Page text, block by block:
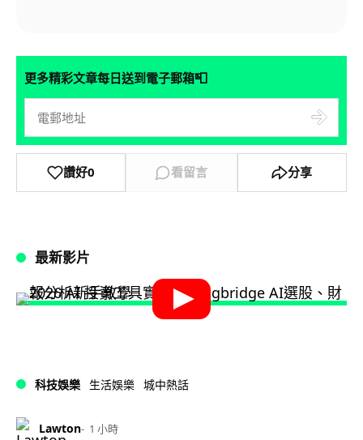
更多精彩文章每日送到電子郵箱📮
讚好0 看留言 分享
最新影片
科技娛樂 生活娛樂 城中熱話
Lawton 1 小時